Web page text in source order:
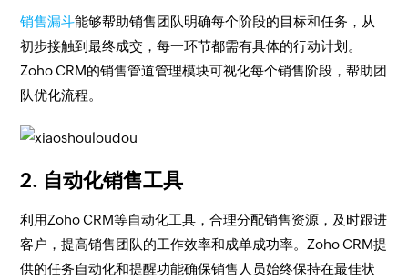
销售漏斗能够帮助销售团队明确每个阶段的目标和任务，从
初步接触到最终成交，每一环节都需有具体的行动计划。
Zoho CRM的销售管道管理模块可视化每个销售阶段，帮助团
队优化流程。
2. 自动化销售工具
利用Zoho CRM等自动化工具，合理分配销售资源，及时跟进
客户，提高销售团队的工作效率和成单成功率。Zoho CRM提
供的任务自动化和提醒功能确保销售人员始终保持在最佳状